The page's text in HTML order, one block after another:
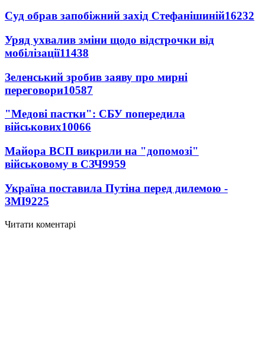
Суд обрав запобіжний захід Стефанішиній16232
Уряд ухвалив зміни щодо відстрочки від
мобілізації11438
Зеленський зробив заяву про мирні
переговори10587
"Медові пастки": СБУ попередила
військових10066
Майора ВСП викрили на "допомозі"
військовому в СЗЧ9959
Україна поставила Путіна перед дилемою -
ЗМІ9225
Читати коментарі